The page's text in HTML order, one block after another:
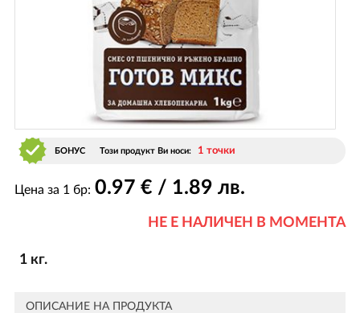
БОНУС Този продукт Ви носи: 1 точки
Цена за 1 бр: 0.97 € / 1.89 лв.
НЕ Е НАЛИЧЕН В МОМЕНТА
1 кг.
ОПИСАНИЕ НА ПРОДУКТА